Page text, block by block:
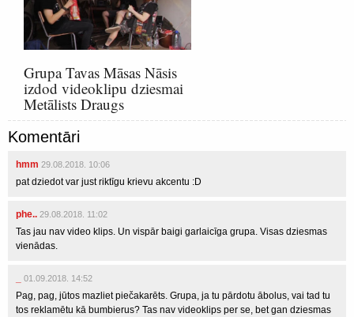
Grupa Tavas Māsas Nāsis
izdod videoklipu dziesmai
Metālists Draugs
Komentāri
hmm 29.08.2018. 10:06
pat dziedot var just riktīgu krievu akcentu :D
phe.. 29.08.2018. 11:02
Tas jau nav video klips. Un vispār baigi garlaicīga grupa. Visas dziesmas
vienādas.
01.09.2018. 14:52
Pag, pag, jūtos mazliet piečakarēts. Grupa, ja tu pārdotu ābolus, vai tad tu
tos reklamētu kā bumbierus? Tas nav videoklips per se, bet gan dziesmas